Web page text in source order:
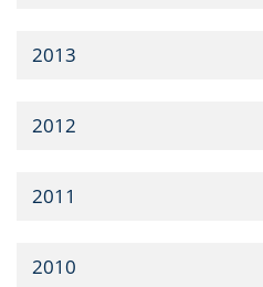
2013
2012
2011
2010